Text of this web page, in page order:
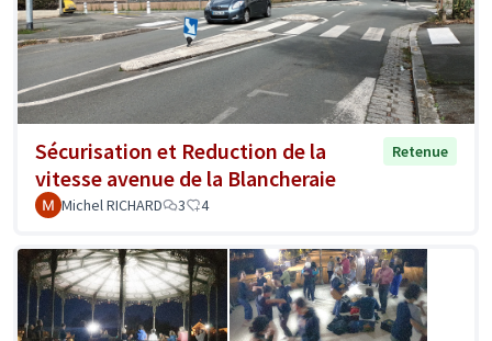
Sécurisation et Reduction de la
vitesse avenue de la Blancheraie
Retenue
Michel RICHARD 3 4